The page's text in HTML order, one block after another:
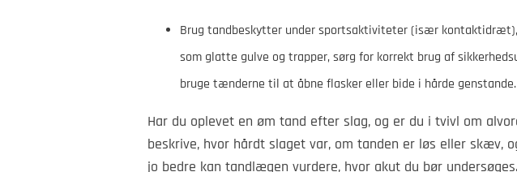
Brug tandbeskytter under sportsaktiviteter (især
som glatte gulve og trapper, sørg for korrekt brug af
bruge tænderne til at åbne flasker eller bide i hårde genstande.
Har du oplevet en øm tand efter slag, og er du i tvivl om
beskrive, hvor hårdt slaget var, om tanden er løs eller skæv,
jo bedre kan tandlægen vurdere, hvor akut du bør undersøges.